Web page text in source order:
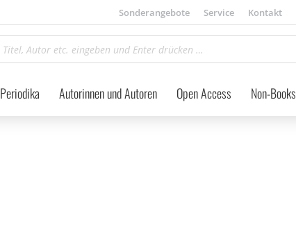
Sonderangebote Service Kontakt
Periodika Autorinnen und Autoren Open Access Non-Books